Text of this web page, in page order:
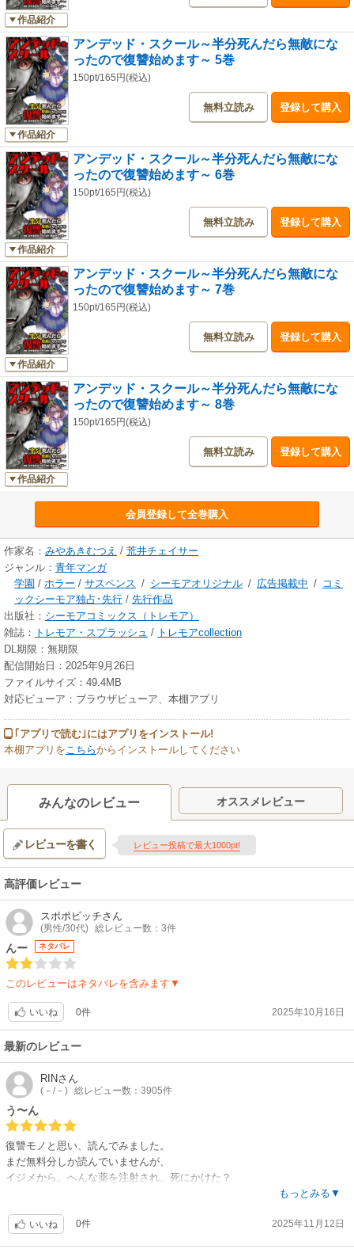
作品紹介
作品紹介
アンデッド・スクール～半分死んだら無敵にな
ったので復讐始めます～ 5巻
150pt/165円(税込)
無料立読み 登録して購入
作品紹介
アンデッド・スクール～半分死んだら無敵にな
ったので復讐始めます～ 6巻
150pt/165円(税込)
無料立読み 登録して購入
作品紹介
アンデッド・スクール～半分死んだら無敵にな
ったので復讐始めます～ 7巻
150pt/165円(税込)
無料立読み 登録して購入
作品紹介
アンデッド・スクール～半分死んだら無敵にな
ったので復讐始めます～ 8巻
150pt/165円(税込)
無料立読み 登録して購入
会員登録して全巻購入
作家名： みやあきむつえ / 荒井チェイサー
ジャンル： 青年マンガ
学園 / ホラー / サスペンス / シーモアオリジナル / 広告掲載中 / コミ
ックシーモア独占･先行 / 先行作品
出版社： シーモアコミックス（トレモア）
雑誌： トレモア・スプラッシュ / トレモアcollection
DL期限：無期限
配信開始日：2025年9月26日
ファイルサイズ：49.4MB
対応ビューア：ブラウザビューア、本棚アプリ
｢アプリで読む｣にはアプリをインストール!
本棚アプリをこちらからインストールしてください
みんなのレビュー オススメレビュー
レビューを書く レビュー投稿で最大1000pt!
高評価レビュー
スポポビッチさん
(男性/30代) 総レビュー数：3件
んー ネタバレ
このレビューはネタバレを含みます▼
いいね 0件 2025年10月16日
最新のレビュー
RINさん
(－/－) 総レビュー数：3905件
う〜ん
復讐モノと思い、読んでみました。
まだ無料分しか読んでいませんが、
イジメから、へんな薬を注射され、死にかけた？
今のところ、よく分からない展開です…
もっとみる▼
いいね 0件 2025年11月12日